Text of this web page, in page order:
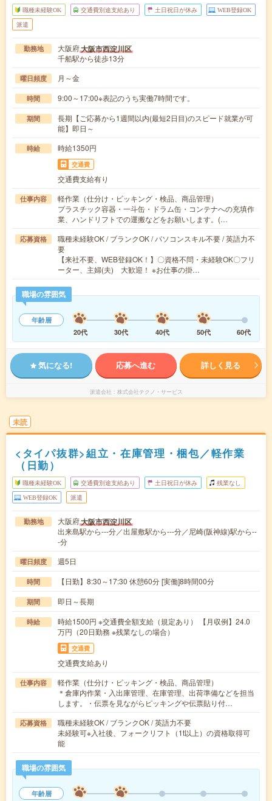
職種未経験OK 交通費別途支給あり 土日祝日が休み WEB登録OK
派遣
勤務地 大阪府大阪市西淀川区
千船駅から徒歩13分
曜日頻度 月～金
時間 9:00～17:00※表記のうち実働7時間です。
期間
長期【ご応募から1週間以内(最短2日目)のスピード就業が可
能】即日～
時給 時給1350円
交通費
交通費支給有り
仕事内容
軽作業（仕分け・ピッキング・検品、商品管理）
プラスチック容器・一斗缶・ドラム缶・コンテナへの充填作
業、ハンドリフトでの運搬などをお願いします。(…
応募資格
職種未経験OK / ブランクOK / パソコンスキル不要 / 英語力不
要
【来社不要、WEB登録OK！】〇資格不問・未経験OK〇フリ
ーター、主婦(夫) 大歓迎！ ※お仕事の掛…
職場の雰囲気
年齢層
20代
30代 40代 50代 60代
気になる! 応募へ進む 詳しく見る
派遣会社 株式会社テクノ・サービス
未読
<タイパ抜群>組立・在庫管理・梱包／軽作業
（日勤）
職種未経験OK 交通費別途支給あり 土日祝日が休み 残業なし
WEB登録OK 派遣
勤務地 大阪府大阪市西淀川区
出来島駅から---分／出屋敷駅から---分／尼崎(阪神線)駅から--
-分
曜日頻度 週5日
時間 【日勤】8:30～17:30 休憩60分 [実働]8時間00分
期間 即日～長期
時給
時給1500円 ※交通費全額支給（規定あり） 【月収例】24.0
万円（20日勤務 ※残業なしの場合）
交通費
交通費支給あり
仕事内容
軽作業（仕分け・ピッキング・検品、商品管理）
＊倉庫内作業・入出庫管理、在庫管理、出荷準備などを担当
します。・伝票を見ながらピッキングや伝票貼り付…
応募資格
職種未経験OK / ブランクOK / 英語力不要
未経験可※入社後、フォークリフト（1t以上）の資格取得可
能
職場の雰囲気
年齢層